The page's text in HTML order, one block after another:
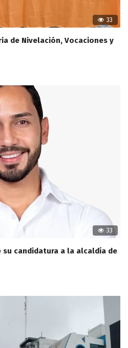
33
de Nivelación, Vocaciones y
33
su candidatura a la alcaldía de